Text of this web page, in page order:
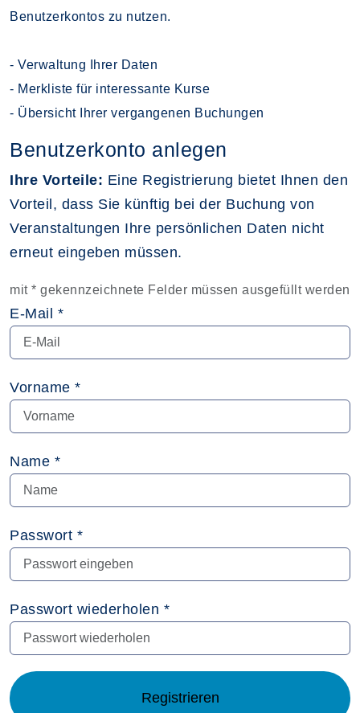
Benutzerkontos zu nutzen.
- Verwaltung Ihrer Daten
- Merkliste für interessante Kurse
- Übersicht Ihrer vergangenen Buchungen
Benutzerkonto anlegen
Ihre Vorteile: Eine Registrierung bietet Ihnen den
Vorteil, dass Sie künftig bei der Buchung von
Veranstaltungen Ihre persönlichen Daten nicht
erneut eingeben müssen.
mit * gekennzeichnete Felder müssen ausgefüllt werden
E-Mail *
Vorname *
Name *
Passwort *
Passwort wiederholen *
Registrieren